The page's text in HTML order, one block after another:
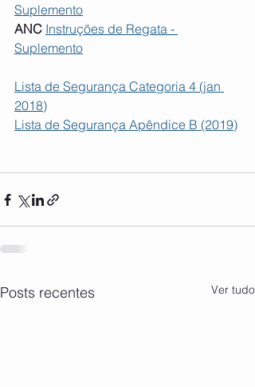
Suplemento
ANC Instruções de Regata -
Suplemento
Lista de Segurança Categoria 4 (jan
2018)
Lista de Segurança Apêndice B (2019)
Posts recentes Ver tudo